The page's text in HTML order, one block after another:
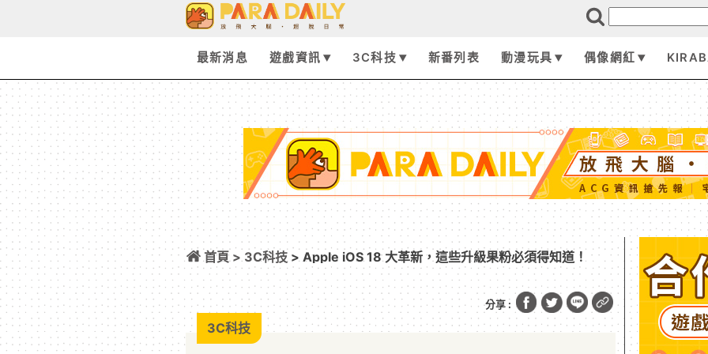
最新消息 遊戲資訊 3C科技 新番列表 動漫玩具 偶像網紅
首頁 >3C科技 > Apple iOS 18 大革新，這些升級果粉必須得知道！
分享 :
3C科技